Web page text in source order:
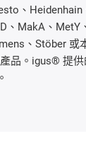
、Heidenhain
、MakA、MetY
、Stöber 或
品。igus® 提